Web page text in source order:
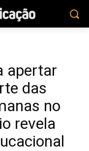
apertar
das
no
revela